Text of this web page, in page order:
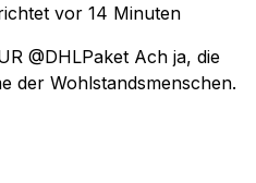
vor 14 Minuten
@DHLPaket Ach ja, die
der Wohlstandsmenschen.